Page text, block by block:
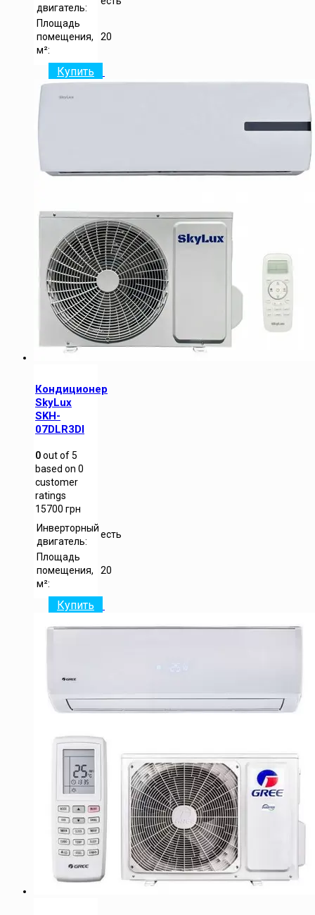
двигатель:
Площадь
помещения,
м²:
20
Купить
Кондиционер
SkyLux
SKH-
07DLR3DI
0out of5
based on 0
customer
ratings
15700 грн
Инверторный
двигатель:
есть
Площадь
помещения,
м²:
20
Купить